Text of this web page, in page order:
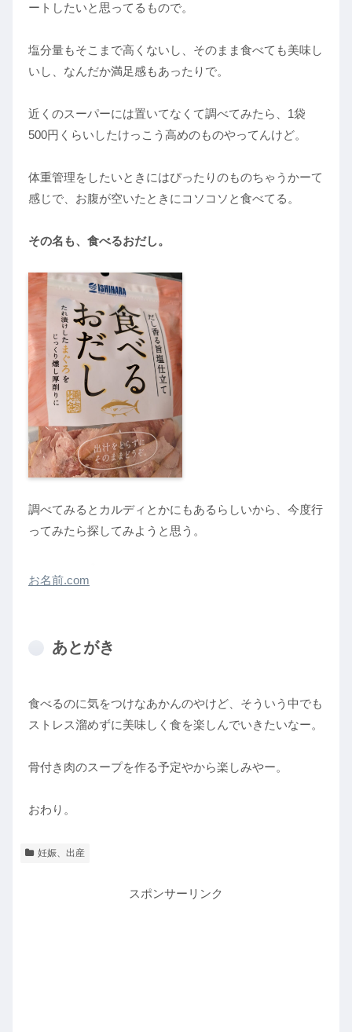
ートしたいと思ってるもので。
塩分量もそこまで高くないし、そのまま食べても美味し
いし、なんだか満足感もあったりで。
近くのスーパーには置いてなくて調べてみたら、1袋
500円くらいしたけっこう高めのものやってんけど。
体重管理をしたいときにはぴったりのものちゃうかーて
感じで、お腹が空いたときにコソコソと食べてる。
その名も、食べるおだし。
調べてみるとカルディとかにもあるらしいから、今度行
ってみたら探してみようと思う。
お名前.com
あとがき
食べるのに気をつけなあかんのやけど、そういう中でも
ストレス溜めずに美味しく食を楽しんでいきたいなー。
骨付き肉のスープを作る予定やから楽しみやー。
おわり。
妊娠、出産
スポンサーリンク